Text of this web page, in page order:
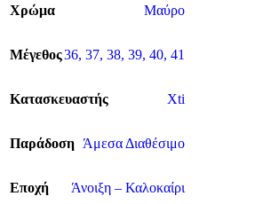
Χρώμα
Μαύρο
Μέγεθος36, 37, 38, 39, 40, 41
Κατασκευαστής Xti
Παράδοση Άμεσα Διαθέσιμο
Εποχή Άνοιξη – Καλοκαίρι